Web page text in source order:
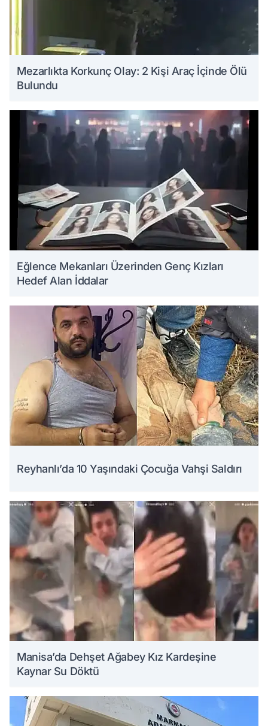
Mezarlıkta Korkunç Olay: 2 Kişi Araç İçinde Ölü
Bulundu
Eğlence Mekanları Üzerinden Genç Kızları
Hedef Alan İddalar
Reyhanlı’da 10 Yaşındaki Çocuğa Vahşi Saldırı
Manisa’da Dehşet Ağabey Kız Kardeşine
Kaynar Su Döktü